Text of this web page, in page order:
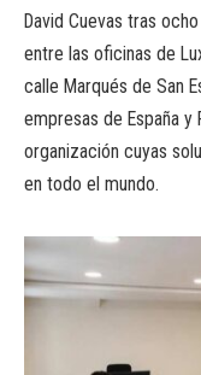
David Cuevas tras
entre las oficinas de
calle Marqués de San
empresas de España
organización cuyas
en todo el mundo.